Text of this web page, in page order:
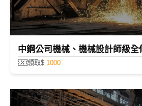
中鋼公司機械、機械設計師級
領取$ 1000